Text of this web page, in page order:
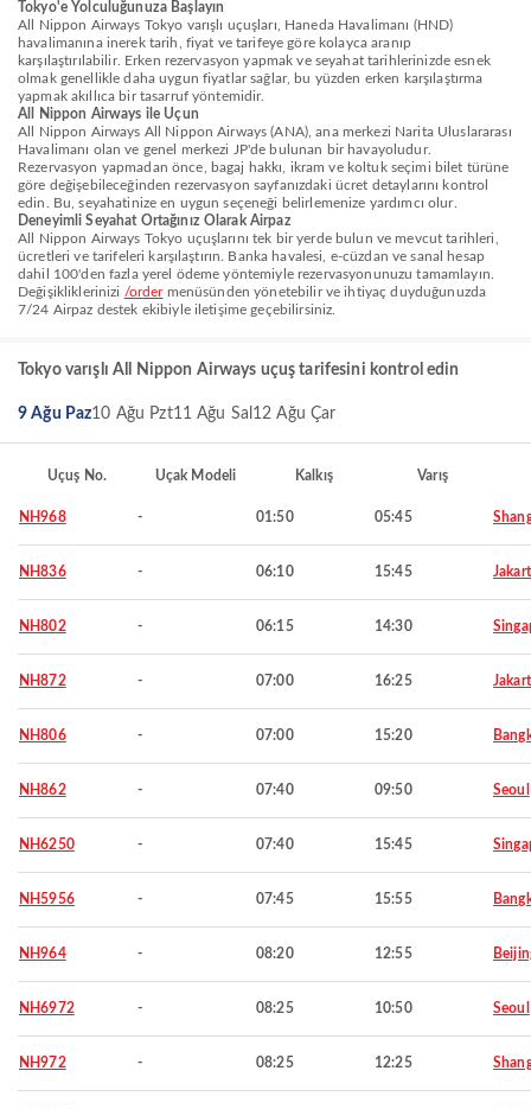
Tokyo'e Yolculuğunuza Başlayın
All Nippon Airways Tokyo varışlı uçuşları, Haneda Havalimanı (HND)
havalimanına inerek tarih, fiyat ve tarifeye göre kolayca aranıp
karşılaştırılabilir. Erken rezervasyon yapmak ve seyahat tarihlerinizde esnek
olmak genellikle daha uygun fiyatlar sağlar, bu yüzden erken karşılaştırma
yapmak akıllıca bir tasarruf yöntemidir.
All Nippon Airways ile Uçun
All Nippon Airways All Nippon Airways (ANA), ana merkezi Narita Uluslararası
Havalimanı olan ve genel merkezi JP'de bulunan bir havayoludur.
Rezervasyon yapmadan önce, bagaj hakkı, ikram ve koltuk seçimi bilet türüne
göre değişebileceğinden rezervasyon sayfanızdaki ücret detaylarını kontrol
edin. Bu, seyahatinize en uygun seçeneği belirlemenize yardımcı olur.
Deneyimli Seyahat Ortağınız Olarak Airpaz
All Nippon Airways Tokyo uçuşlarını tek bir yerde bulun ve mevcut tarihleri,
ücretleri ve tarifeleri karşılaştırın. Banka havalesi, e-cüzdan ve sanal hesap
dahil 100'den fazla yerel ödeme yöntemiyle rezervasyonunuzu tamamlayın.
Değişikliklerinizi /ordermenüsünden yönetebilir ve ihtiyaç duyduğunuzda
7/24 Airpaz destek ekibiyle iletişime geçebilirsiniz.
Tokyo varışlı All Nippon Airways uçuş tarifesini kontrol edin
9 Ağu Paz10 Ağu Pzt11 Ağu Sal 12 Ağu Çar
Uçuş No. Uçak Modeli Kalkış Varış
NH968 - 01:50 05:45
NH836 - 06:10 15:45
NH802 - 06:15 14:30
NH872 - 07:00 16:25
NH806 - 07:00 15:20
NH862 - 07:40 09:50 Seoul
NH6250 - 07:40 15:45
NH5956 - 07:45 15:55
NH964 - 08:20 12:55
NH6972 - 08:25 10:50 Seoul
NH972 - 08:25 12:25